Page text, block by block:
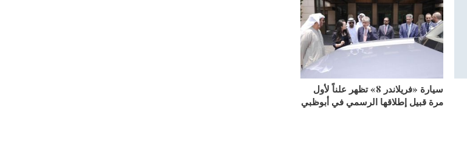
سيارة «فريلاندر 8» تظهر علناً لأول
مرة قبيل إطلاقها الرسمي في أبوظبي